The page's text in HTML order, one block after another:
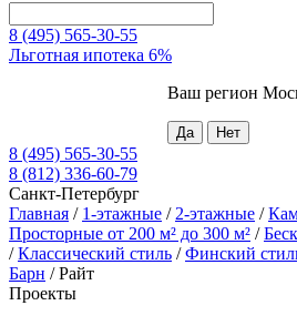
8 (495) 565-30-55
Льготная ипотека 6%
Ваш регион
8 (495) 565-30-55
8 (812) 336-60-79
Санкт-Петербург
Главная / 1-этажные / 2-этажные /
Просторные от 200 м² до 300 м² /
/Классический стиль /Финский
Барн /Райт
Проекты